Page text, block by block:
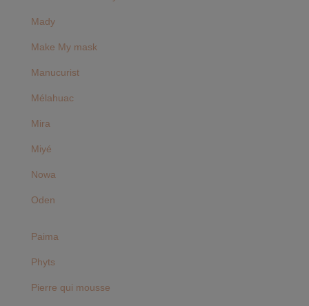
Mady
Make My mask
Manucurist
Mélahuac
Mira
Miyé
Nowa
Oden
Paima
Phyts
Pierre qui mousse